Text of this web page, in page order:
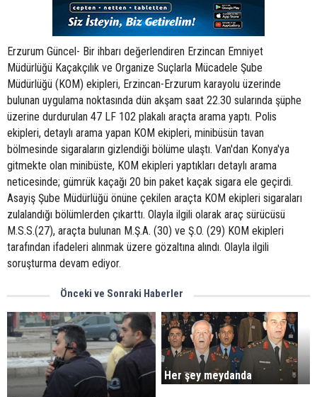
Erzurum Güncel- Bir ihbarı değerlendiren Erzincan Emniyet
Müdürlüğü Kaçakçılık ve Organize Suçlarla Mücadele Şube
Müdürlüğü (KOM) ekipleri, Erzincan-Erzurum karayolu üzerinde
bulunan uygulama noktasında dün akşam saat 22.30 sularında şüphe
üzerine durdurulan 47 LF 102 plakalı araçta arama yaptı. Polis
ekipleri, detaylı arama yapan KOM ekipleri, minibüsün tavan
bölmesinde sigaraların gizlendiği bölüme ulaştı. Van'dan Konya'ya
gitmekte olan minibüste, KOM ekipleri yaptıkları detaylı arama
neticesinde; gümrük kaçağı 20 bin paket kaçak sigara ele geçirdi.
Asayiş Şube Müdürlüğü önüne çekilen araçta KOM ekipleri sigaraları
zulalandığı bölümlerden çıkarttı. Olayla ilgili olarak araç sürücüsü
M.S.S.(27), araçta bulunan M.Ş.A. (30) ve Ş.O. (29) KOM ekipleri
tarafından ifadeleri alınmak üzere gözaltına alındı. Olayla ilgili
soruşturma devam ediyor.
Önceki ve Sonraki Haberler
Her şey meydanda